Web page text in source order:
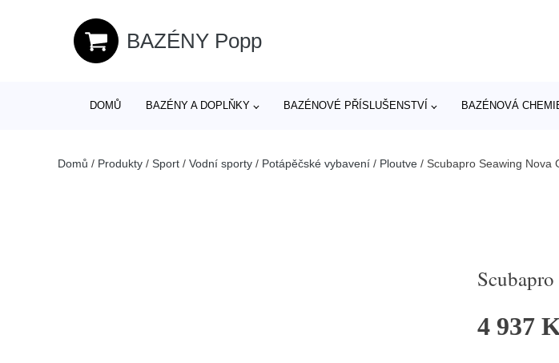
BAZÉNY Popp
DOMŮ BAZÉNY A DOPLŇKY BAZÉNOVÉ PŘÍSLUŠENSTVÍ BAZÉNOVÁ
Domů / Produkty / Sport / Vodní sporty / Potápěčské vybavení / Ploutve / Scubapro Seawing Nova
4 937